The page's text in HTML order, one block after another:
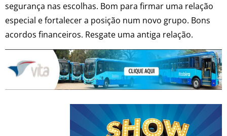
segurança nas escolhas. Bom para firmar uma relação
especial e fortalecer a posição num novo grupo. Bons
acordos financeiros. Resgate uma antiga relação.